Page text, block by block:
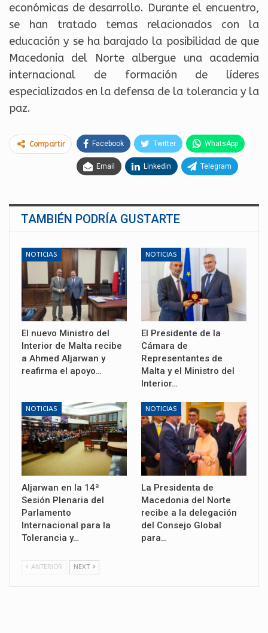
económicas de desarrollo. Durante el encuentro,
se han tratado temas relacionados con la
educación y se ha barajado la posibilidad de que
Macedonia del Norte albergue una academia
internacional de formación de líderes
especializados en la defensa de la tolerancia y la
paz.
Compartir Facebook Twitter WhatsApp
Email Linkedin Telegram
TAMBIÉN PODRÍA GUSTARTE
NOTICIAS
El nuevo Ministro del
Interior de Malta recibe
a Ahmed Aljarwan y
reafirma el apoyo…
NOTICIAS
El Presidente de la
Cámara de
Representantes de
Malta y el Ministro del
Interior…
NOTICIAS
Aljarwan en la 14ª
Sesión Plenaria del
Parlamento
Internacional para la
Tolerancia y…
NOTICIAS
La Presidenta de
Macedonia del Norte
recibe a la delegación
del Consejo Global
para…
ANTERIOR NEXT